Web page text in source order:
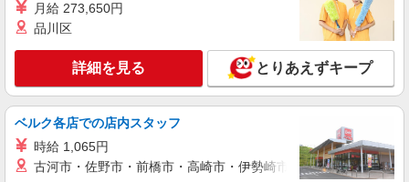
月給 273,650円
品川区
詳細を見る とりあえずキープ
ベルク各店での店内スタッフ
時給 1,065円
古河市・佐野市・前橋市・高崎市・伊勢崎市・太田市・館林市